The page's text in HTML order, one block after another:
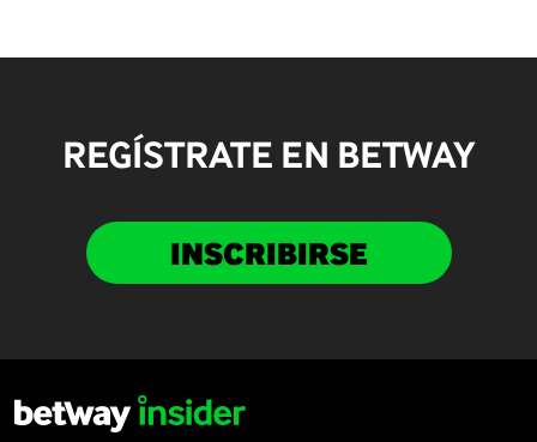
REGÍSTRATE EN BETWAY
INSCRIBIRSE